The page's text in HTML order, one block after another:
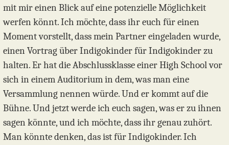
mit mir einen Blick auf eine potenzielle Möglichkeit
werfen könnt. Ich möchte, dass ihr euch für einen
Moment vorstellt, dass mein Partner eingeladen wurde,
einen Vortrag über Indigokinder für Indigokinder zu
halten. Er hat die Abschlussklasse einer High School vor
sich in einem Auditorium in dem, was man eine
Versammlung nennen würde. Und er kommt auf die
Bühne. Und jetzt werde ich euch sagen, was er zu ihnen
sagen könnte, und ich möchte, dass ihr genau zuhört.
Man könnte denken, das ist für Indigokinder. Ich